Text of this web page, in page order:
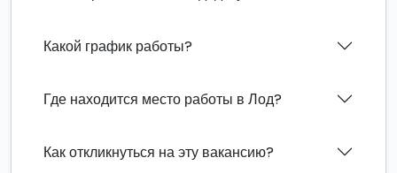
Какой график работы?
Где находится место работы в Лод?
Как откликнуться на эту вакансию?